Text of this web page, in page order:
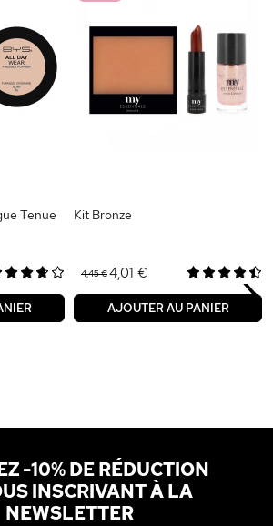
Tenue Kit Bronze
4,45 €4,01 €
AJOUTER AU PANIER ›
-10% DE RÉDUCTION
INSCRIVANT À LA
NEWSLETTER